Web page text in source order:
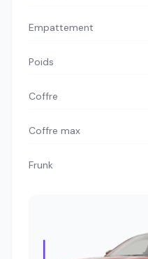
Empattement
Poids
Coffre
Coffre max
Frunk